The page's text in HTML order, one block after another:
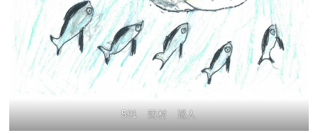
591 西村 遥人